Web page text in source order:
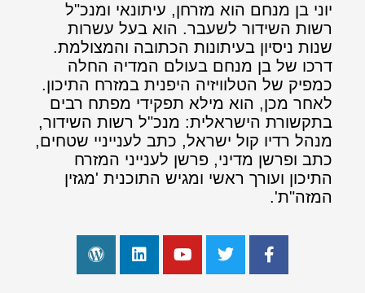
יוני בן מנחם הוא מזרחן, עיתונאי ומנכ"ל
רשות השידור לשעבר. הוא בעל עשרות
שנות ניסיון בעיתונות הכתובה והמצולמת.
דרכו של בן מנחם בעולם המדיה החלה
כמפיק של הטלוויזיה היפנית במזרח התיכון.
לאחר מכן, הוא מילא תפקידי מפתח רבים
בתקשורת הישראלית: מנכ"ל רשות השידור,
מנהל רדיו קול ישראל, כתב לענייניי שטחים,
כתב ופרשן מדיני, פרשן לענייני המזרח
התיכון ועורך ראשי ומגיש התוכנית 'מגזין
המזה"ת'.